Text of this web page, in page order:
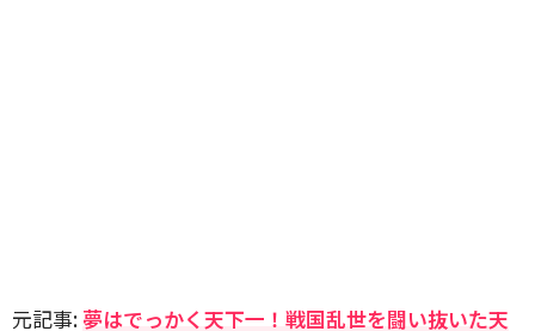
元記事: 夢はでっかく天下一！戦国乱世を闘い抜いた天